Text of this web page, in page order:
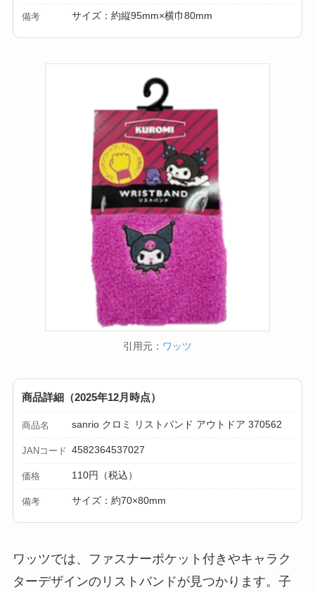
備考 サイズ：約縦95mm×横巾80mm
引用元： ワッツ
商品詳細（2025年12月時点）
商品名 sanrio クロミ リストバンド アウトドア 370562
JANコード 4582364537027
価格 110円（税込）
備考 サイズ：約70×80mm
ワッツでは、ファスナーポケット付きやキャラク
ターデザインのリストバンドが見つかります。子